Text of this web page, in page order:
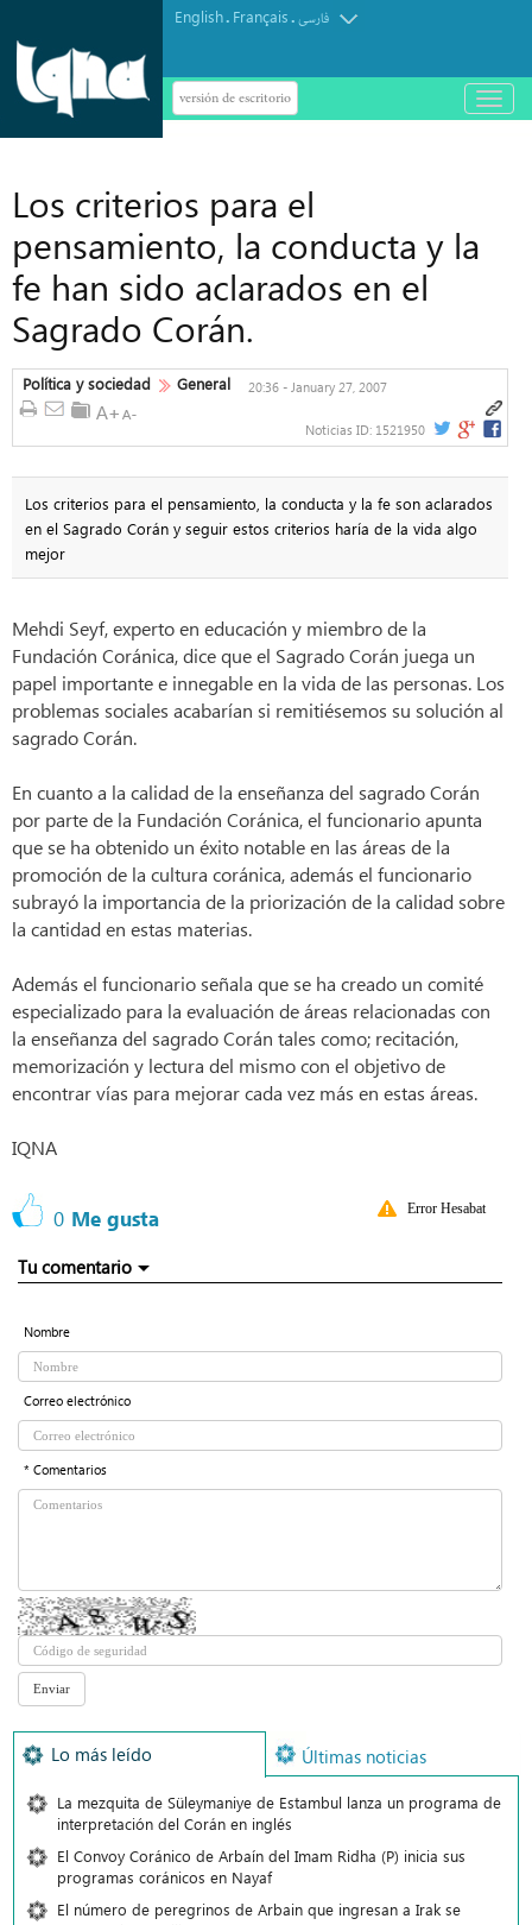
English. Français.فارسی
versión de escritorio
باز
و
Los criterios para el
pensamiento, la conducta y la
fe han sido aclarados en el
Sagrado Corán.
Política y sociedad General 20:36 - January 27, 2007
Noticias ID: 1521950
Los criterios para el pensamiento, la conducta y la fe son aclarados
en el Sagrado Corán y seguir estos criterios haría de la vida algo
mejor
Mehdi Seyf, experto en educación y miembro de la
Fundación Coránica, dice que el Sagrado Corán juega un
papel importante e innegable en la vida de las personas. Los
problemas sociales acabarían si remitiésemos su solución al
sagrado Corán.
En cuanto a la calidad de la enseñanza del sagrado Corán
por parte de la Fundación Coránica, el funcionario apunta
que se ha obtenido un éxito notable en las áreas de la
promoción de la cultura coránica, además el funcionario
subrayó la importancia de la priorización de la calidad sobre
la cantidad en estas materias.
Además el funcionario señala que se ha creado un comité
especializado para la evaluación de áreas relacionadas con
la enseñanza del sagrado Corán tales como; recitación,
memorización y lectura del mismo con el objetivo de
encontrar vías para mejorar cada vez más en estas áreas.
IQNA
0 Me gusta Error Hesabat
Tu comentario
Nombre
Correo electrónico
* Comentarios
Lo más leído Últimas noticias
La mezquita de Süleymaniye de Estambul lanza un programa de
interpretación del Corán en inglés
El Convoy Coránico de Arbaín del Imam Ridha (P) inicia sus
programas coránicos en Nayaf
El número de peregrinos de Arbain que ingresan a Irak se